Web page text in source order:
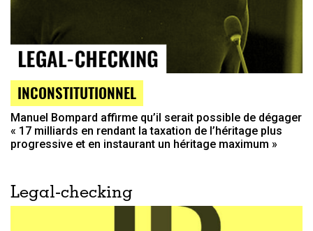
INCONSTITUTIONNEL
Manuel Bompard affirme qu’il serait possible de dégager
« 17 milliards en rendant la taxation de l’héritage plus
progressive et en instaurant un héritage maximum »
Legal-checking